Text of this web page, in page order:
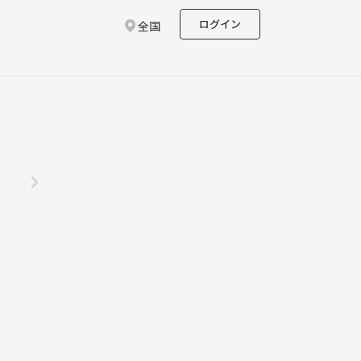
全国 ログイン